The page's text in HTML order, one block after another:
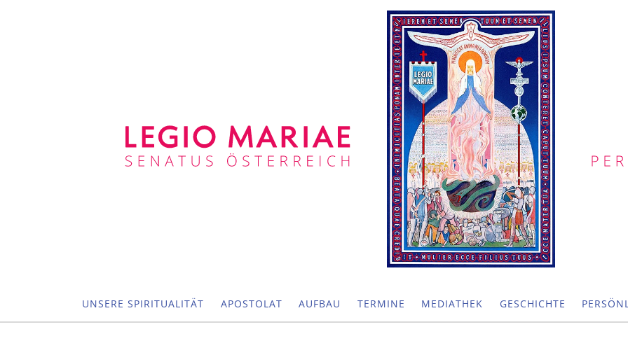
UNSERE SPIRITUALITÄT APOSTOLAT AUFBAU TERMINE MEDIATHEK GESCHICHTE